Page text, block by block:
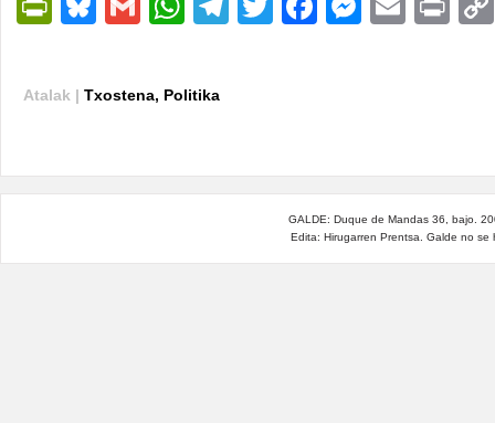
Atalak | Txostena, Politika
GALDE: Duque de Mandas 36, bajo.
Edita: Hirugarren Prentsa. Galde no